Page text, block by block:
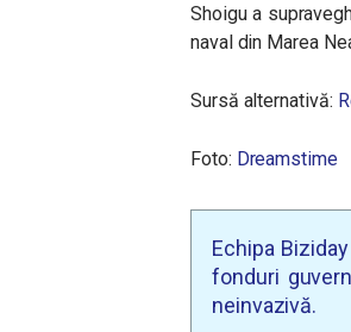
Shoigu a
naval din Marea
Sursă alternativă:
Foto: Dreamstime
Echipa
fonduri
neinvazivă.